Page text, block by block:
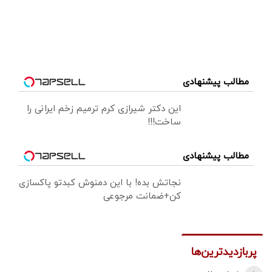
مطالب پیشنهادی
این دکتر شیرازی کرم ترمیم زخم ایرانی را
ساخت!!!
مطالب پیشنهادی
نجاتش بده! با این دمنوش کبدتو پاکسازی
کن+ضمانت مرجوعی
پربازدیدترین‌ها